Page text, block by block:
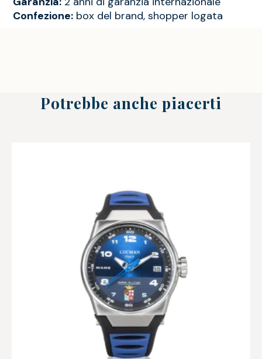
Confezione: box del brand, shopper logata
Potrebbe anche piacerti